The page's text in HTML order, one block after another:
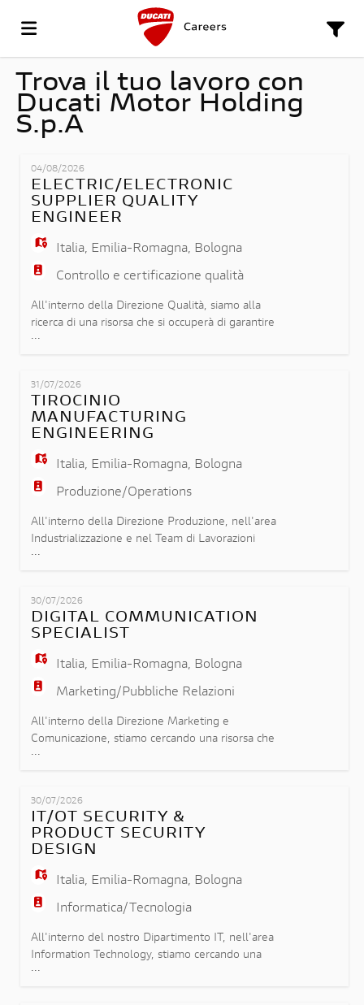
SITO
DUCATI
OFFERTE
LAVORO
CARICA
LOGIN
LINGUA
Trova il tuo lavoro con
Ducati Motor Holding
S.p.A
04/08/2026
ELECTRIC/ELECTRONIC
SUPPLIER QUALITY
ENGINEER
Italia, Emilia-Romagna, Bologna
Controllo e certificazione qualità
All'interno della Direzione Qualità, siamo alla
ricerca di una risorsa che si occuperà di garantire
che la componentistica elettrica ed elettronica di
riferimento di Ducati Motor Holding,
monitorando la qualità dei processi produttivi dei
fornitori attrav
...
31/07/2026
TIROCINIO
MANUFACTURING
ENGINEERING
Italia, Emilia-Romagna, Bologna
Produzione/Operations
All'interno della Direzione Produzione, nell'area
Industrializzazione e nel Team di Lavorazioni
Meccaniche, la risorsa oggetto della ricerca sarà
monitoraggio dei piani di produzione mensili e
pluriennali; - supporto alle attività di
...
30/07/2026
DIGITAL COMMUNICATION
SPECIALIST
Italia, Emilia-Romagna, Bologna
Marketing/Pubbliche Relazioni
All'interno della Direzione Marketing e
Comunicazione, stiamo cercando una risorsa che
possa ricoprire il ruolo di Digital Communication
definizione, allo sviluppo e all'implementazione
della comunicazione digitale di prodotto
dell'Azienda su scala globale. L
...
30/07/2026
IT/OT SECURITY &
PRODUCT SECURITY
DESIGN
Italia, Emilia-Romagna, Bologna
Informatica/Tecnologia
All'interno del nostro Dipartimento IT, nell'area
Information Technology, stiamo cercando una
risorsa che operi a stretto contatto con la
...